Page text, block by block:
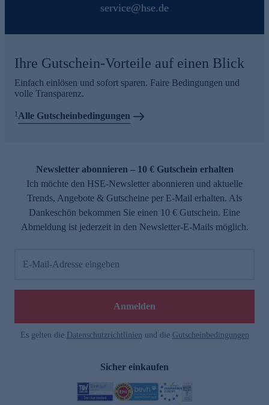
service@hse.de
Ihre Gutschein-Vorteile auf einen Blick
Einfach einlösen und sofort sparen. Faire Bedingungen und
volle Transparenz.
1 Alle Gutscheinbedingungen
Newsletter abonnieren – 10 € Gutschein erhalten
Ich möchte den HSE-Newsletter abonnieren und aktuelle
Trends, Angebote & Gutscheine per E-Mail erhalten. Als
Dankeschön bekommen Sie einen 10 € Gutschein. Eine
Abmeldung ist jederzeit in den Newsletter-E-Mails möglich.
E-Mail-Adresse eingeben
Anmelden
Es gelten die Datenschutzrichtlinien und die Gutscheinbedingungen
Sicher einkaufen